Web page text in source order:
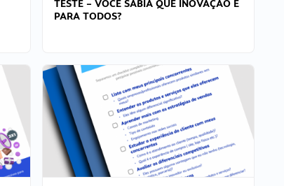
TESTE – VOCÊ SABIA QUE INOVAÇÃO É
PARA TODOS?